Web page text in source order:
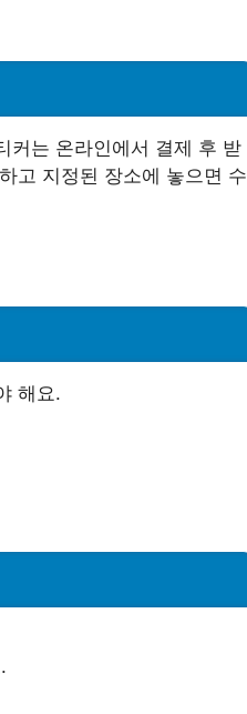
커는 온라인에서 결제 후 받
고 지정된 장소에 놓으면 수
해요.